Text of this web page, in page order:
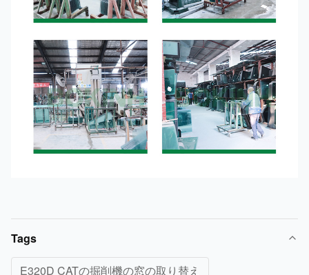
Tags
E320D CATの掘削機の窓の取り替え